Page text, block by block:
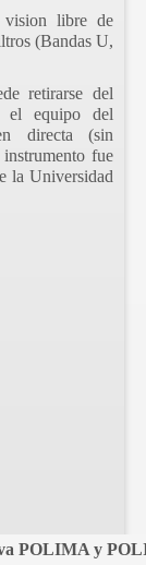
vision libre de
(Bandas U,
retirarse del
el equipo del
directa (sin
fue
la Universidad
POLIMA y